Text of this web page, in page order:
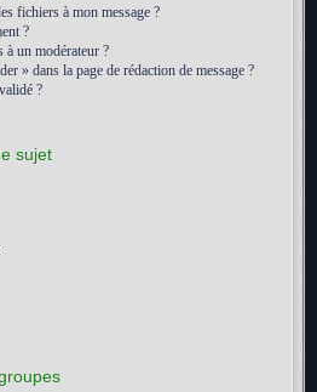
fichiers à mon message ?
?
à un modérateur ?
» dans la page de rédaction de message ?
?
sujet